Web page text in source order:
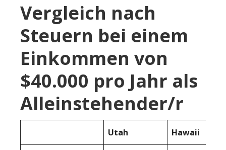
Vergleich nach
Steuern bei einem
Einkommen von
$40.000 pro Jahr als
Alleinstehender/r
Utah Hawaii